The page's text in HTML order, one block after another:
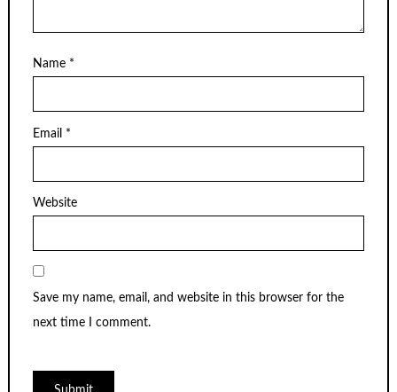
Name *
Email *
Website
Save my name, email, and website in this browser for the
next time I comment.